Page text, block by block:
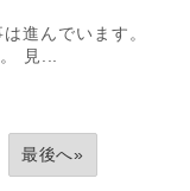
進んでいます。
見...
最後へ»